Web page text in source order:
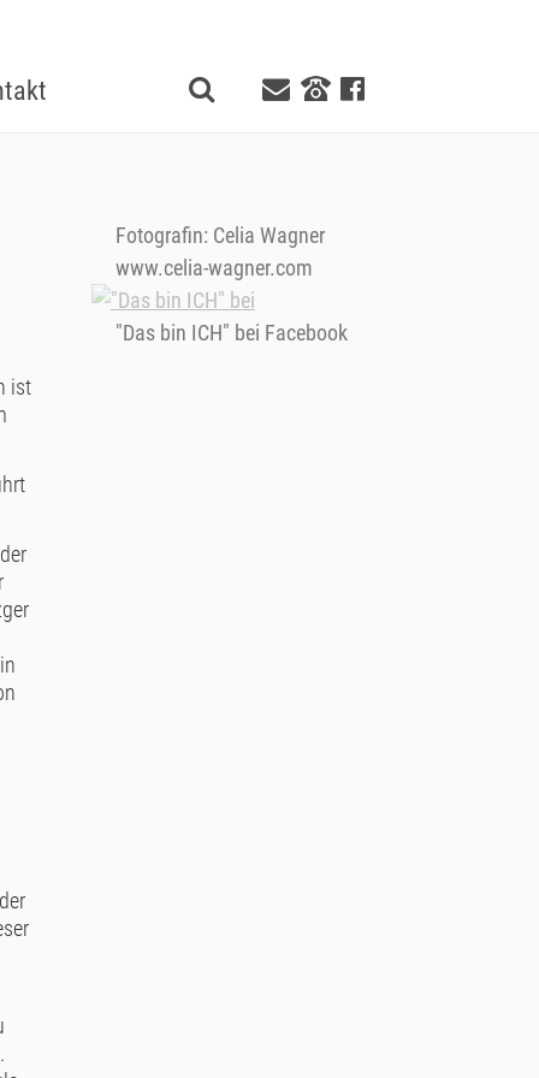
ist
Fotografin: Celia Wagner
www.celia-wagner.com
"Das bin ICH" bei Facebook